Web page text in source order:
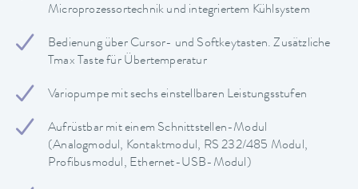
Microprozessortechnik und integriertem Kühlsystem
Bedienung über Cursor- und Softkeytasten. Zusätzliche
Tmax Taste für Übertemperatur
Variopumpe mit sechs einstellbaren Leistungsstufen
Aufrüstbar mit einem Schnittstellen-Modul
(Analogmodul, Kontaktmodul, RS 232/485 Modul,
Profibusmodul, Ethernet-USB-Modul)